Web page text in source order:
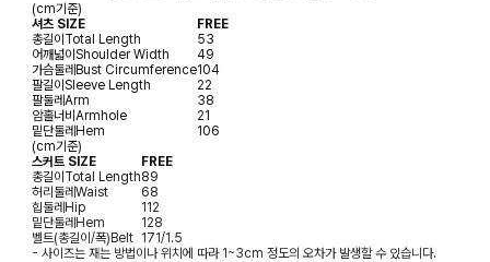
(cm기준)
셔츠 SIZE
FREE
총길이 Total Length
53
어깨넓이 Shoulder Width
49
가슴둘레 Bust Circumference104
팔길이 Sleeve Length
22
팔둘레 Arm
38
암홀너비 Armhole
21
밑단둘레 Hem
106
(cm기준)
스커트 SIZE
FREE
총길이 Total Length89
허리둘레 Waist
68
힙둘레 Hip
112
밑단둘레 Hem
128
벨트(총길이/폭) Belt 171/1.5
- 사이즈는 재는 방법이나 위치에 따라 1~3cm 정도의 오차가 발생할 수 있습니다.